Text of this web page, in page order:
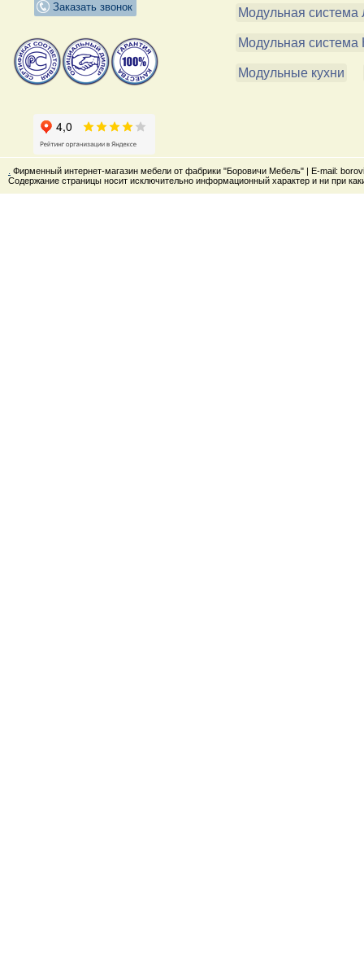
Заказать звонок Модульная система
Модульная система
Модульные кухни
Фирменный интернет-магазин мебели от фабрики "Боровичи Мебель" | E-mail:
Содержание страницы носит исключительно информационный характер и ни при